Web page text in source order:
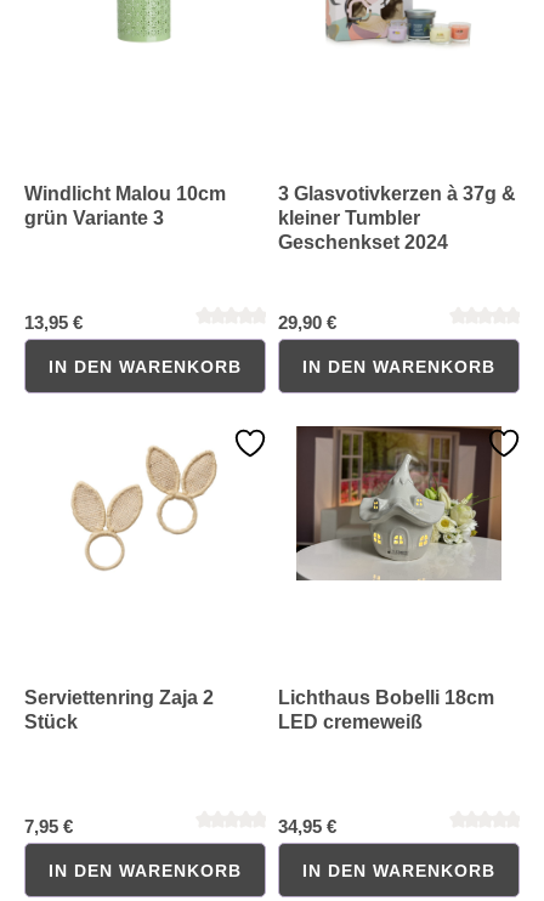
Durchschnittliche Bewertung von 0 von 5 SternenDurchschnittliche Bewertung
Windlicht Malou 10cm
grün Variante 3
13,95 €
IN DEN WARENKORB
3 Glasvotivkerzen à 37g &
kleiner Tumbler
Geschenkset 2024
29,90 €
IN DEN WARENKORB
Serviettenring Zaja 2
Stück
7,95 €
IN DEN WARENKORB
Lichthaus Bobelli 18cm
LED cremeweiß
34,95 €
IN DEN WARENKORB